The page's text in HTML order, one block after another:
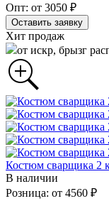
Опт: от 3050 ₽
Оставить заявку
Хит продаж
от искр, брызг
Костюм сварщика 2
В наличии
Розница: от 4560 ₽